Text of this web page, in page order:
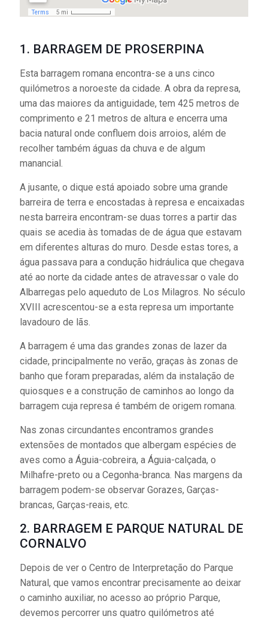
1. BARRAGEM DE PROSERPINA
Esta barragem romana encontra-se a uns cinco
quilómetros a noroeste da cidade. A obra da represa,
uma das maiores da antiguidade, tem 425 metros de
comprimento e 21 metros de altura e encerra uma
bacia natural onde confluem dois arroios, além de
recolher também águas da chuva e de algum
manancial.
A jusante, o dique está apoiado sobre uma grande
barreira de terra e encostadas à represa e encaixadas
nesta barreira encontram-se duas torres a partir das
quais se acedia às tomadas de de água que estavam
em diferentes alturas do muro. Desde estas tores, a
água passava para a condução hidráulica que chegava
até ao norte da cidade antes de atravessar o vale do
Albarregas pelo aqueduto de Los Milagros. No século
XVIII acrescentou-se a esta represa um importante
lavadouro de lãs.
A barragem é uma das grandes zonas de lazer da
cidade, principalmente no verão, graças às zonas de
banho que foram preparadas, além da instalação de
quiosques e a construção de caminhos ao longo da
barragem cuja represa é também de origem romana.
Nas zonas circundantes encontramos grandes
extensões de montados que albergam espécies de
aves como a Águia-cobreira, a Águia-calçada, o
Milhafre-preto ou a Cegonha-branca. Nas margens da
barragem podem-se observar Gorazes, Garças-
brancas, Garças-reais, etc.
2. BARRAGEM E PARQUE NATURAL DE
CORNALVO
Depois de ver o Centro de Interpretação do Parque
Natural, que vamos encontrar precisamente ao deixar
o caminho auxiliar, no acesso ao próprio Parque,
devemos percorrer uns quatro quilómetros até